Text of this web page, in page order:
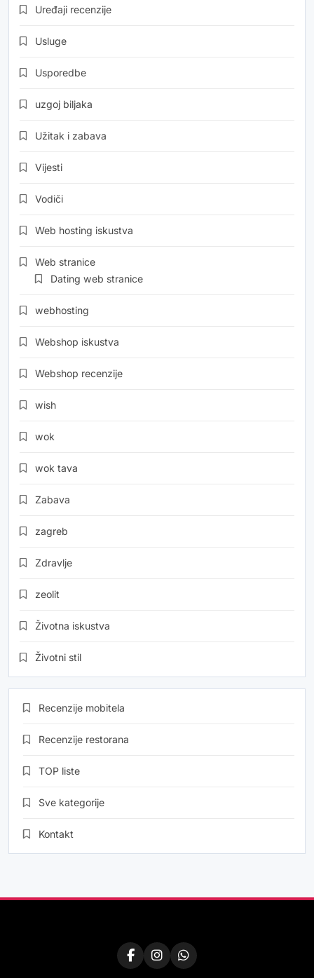
Uređaji recenzije
Usluge
Usporedbe
uzgoj biljaka
Užitak i zabava
Vijesti
Vodiči
Web hosting iskustva
Web stranice
Dating web stranice
webhosting
Webshop iskustva
Webshop recenzije
wish
wok
wok tava
Zabava
zagreb
Zdravlje
zeolit
Životna iskustva
Životni stil
Recenzije mobitela
Recenzije restorana
TOP liste
Sve kategorije
Kontakt